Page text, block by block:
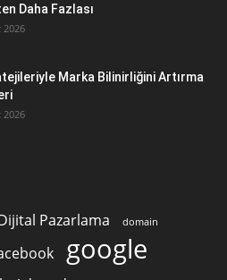
Daha Fazlası
2026
Marka Bilinirliğini Artırma
2026
Pazarlama domain
google